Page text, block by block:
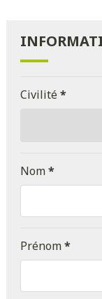
Civilité*
Nom*
Prénom*